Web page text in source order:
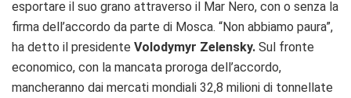
esportare il suo grano attraverso il Mar Nero, con o senza la
firma dell’accordo da parte di Mosca. “Non abbiamo paura”,
ha detto il presidente Volodymyr Zelensky. Sul fronte
economico, con la mancata proroga dell’accordo,
mancheranno dai mercati mondiali 32,8 milioni di tonnellate